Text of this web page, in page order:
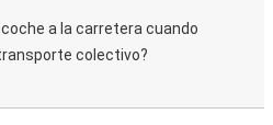
a la carretera cuando
colectivo?